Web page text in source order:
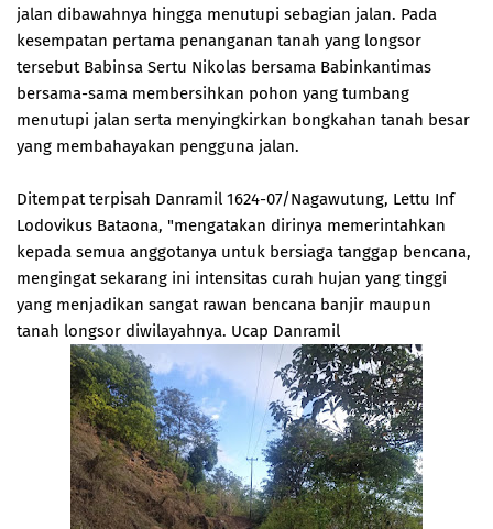
jalan dibawahnya hingga menutupi sebagian jalan. Pada
kesempatan pertama penanganan tanah yang longsor
tersebut Babinsa Sertu Nikolas bersama Babinkantimas
bersama-sama membersihkan pohon yang tumbang
menutupi jalan serta menyingkirkan bongkahan tanah besar
yang membahayakan pengguna jalan.
Ditempat terpisah Danramil 1624-07/Nagawutung, Lettu Inf
Lodovikus Bataona, "mengatakan dirinya memerintahkan
kepada semua anggotanya untuk bersiaga tanggap bencana,
mengingat sekarang ini intensitas curah hujan yang tinggi
yang menjadikan sangat rawan bencana banjir maupun
tanah longsor diwilayahnya. Ucap Danramil